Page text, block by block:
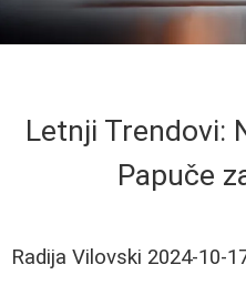
Letnji Trendovi:
Papuče
Radija Vilovski 2024-10-